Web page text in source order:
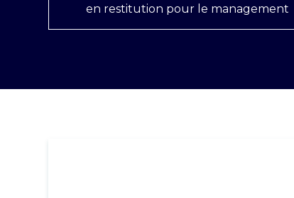
en restitution pour le management